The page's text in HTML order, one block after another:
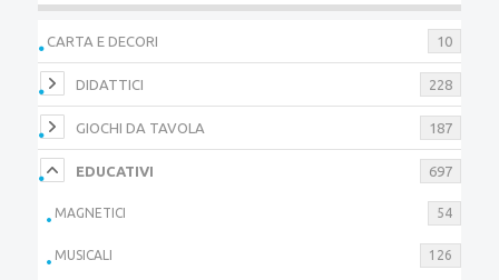
CARTA E DECORI 10
DIDATTICI 228
GIOCHI DA TAVOLA 187
EDUCATIVI 697
MAGNETICI 54
MUSICALI 126